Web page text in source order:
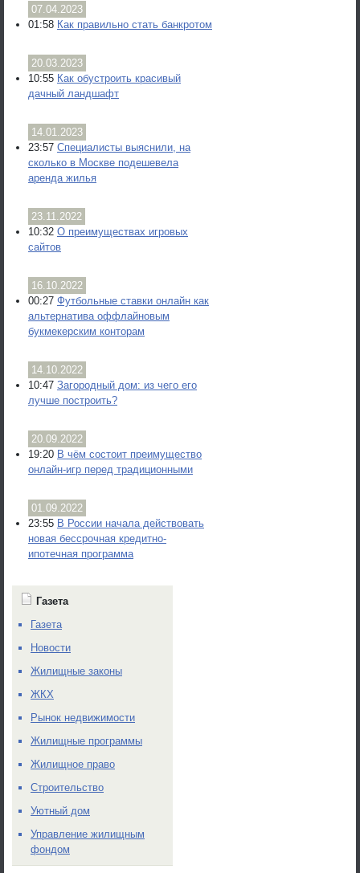
07.04.2023
01:58 Как правильно стать банкротом
20.03.2023
10:55 Как обустроить красивый
дачный ландшафт
14.01.2023
23:57 Специалисты выяснили, на
сколько в Москве подешевела
аренда жилья
23.11.2022
10:32 О преимуществах игровых
сайтов
16.10.2022
00:27 Футбольные ставки онлайн как
альтернатива оффлайновым
букмекерским конторам
14.10.2022
10:47 Загородный дом: из чего его
лучше построить?
20.09.2022
19:20 В чём состоит преимущество
онлайн-игр перед традиционными
01.09.2022
23:55 В России начала действовать
новая бессрочная кредитно-
ипотечная программа
Газета
Газета
Новости
Жилищные законы
ЖКХ
Рынок недвижимости
Жилищные программы
Жилищное право
Строительство
Уютный дом
Управление жилищным
фондом